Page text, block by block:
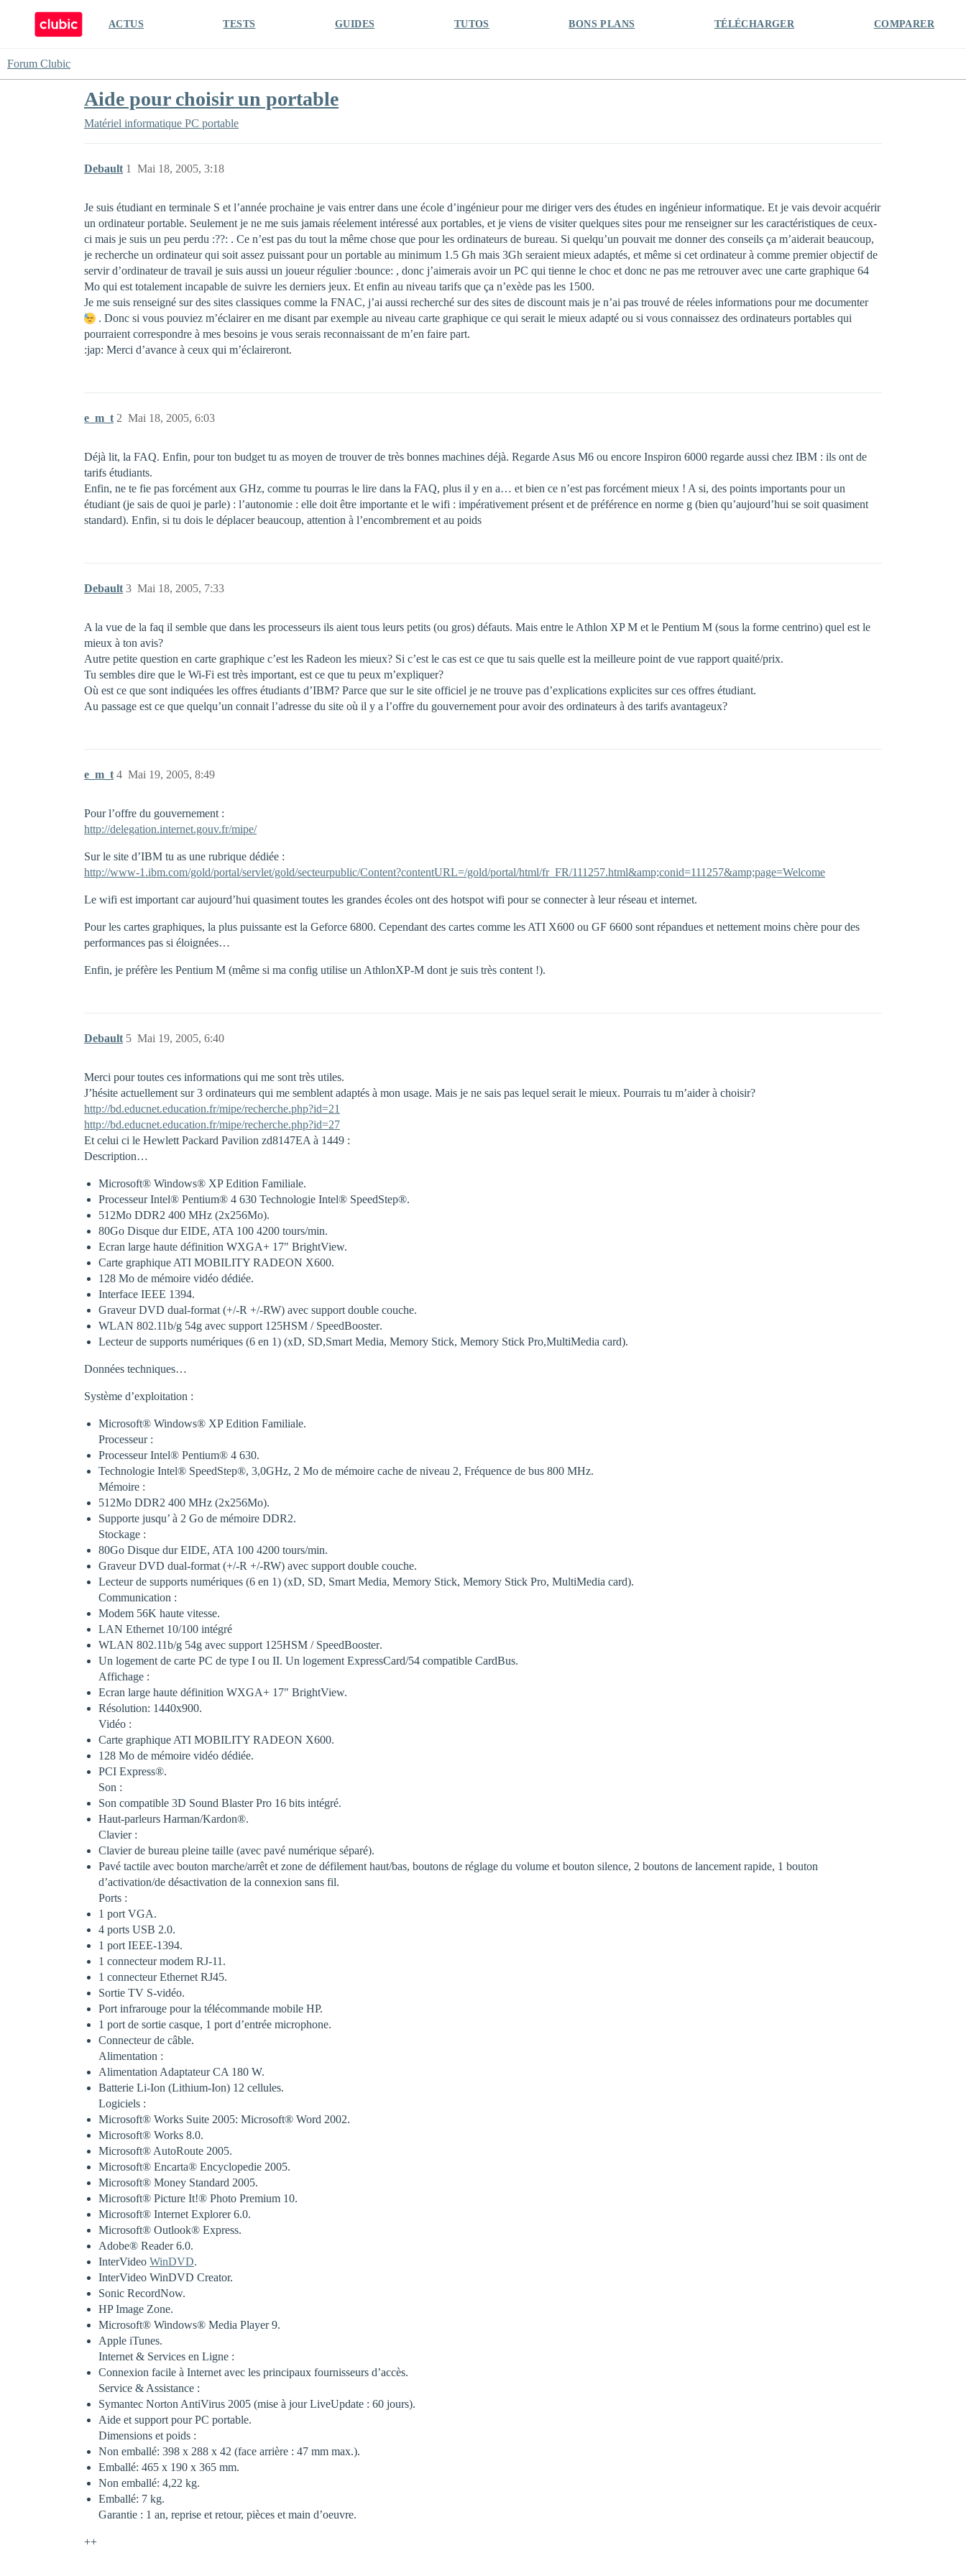
ACTUS TESTS GUIDES TUTOS BONS PLANS TÉLÉCHARGER COMPARER
Forum Clubic
Aide pour choisir un portable
Matériel informatique PC portable
Debault Mai 18, 2005, 3:18
1
Je suis étudiant en terminale S et l’année prochaine je vais entrer dans une école d’ingénieur pour me diriger vers des études en ingénieur informatique. Et je vais devoir acquérir
un ordinateur portable. Seulement je ne me suis jamais réelement intéressé aux portables, et je viens de visiter quelques sites pour me renseigner sur les caractéristiques de ceux-
ci mais je suis un peu perdu :??: . Ce n’est pas du tout la même chose que pour les ordinateurs de bureau. Si quelqu’un pouvait me donner des conseils ça m’aiderait beaucoup,
je recherche un ordinateur qui soit assez puissant pour un portable au minimum 1.5 Gh mais 3Gh seraient mieux adaptés, et même si cet ordinateur à comme premier objectif de
servir d’ordinateur de travail je suis aussi un joueur régulier :bounce: , donc j’aimerais avoir un PC qui tienne le choc et donc ne pas me retrouver avec une carte graphique 64
Mo qui est totalement incapable de suivre les derniers jeux. Et enfin au niveau tarifs que ça n’exède pas les 1500.
Je me suis renseigné sur des sites classiques comme la FNAC, j’ai aussi recherché sur des sites de discount mais je n’ai pas trouvé de réeles informations pour me documenter
. Donc si vous pouviez m’éclairer en me disant par exemple au niveau carte graphique ce qui serait le mieux adapté ou si vous connaissez des ordinateurs portables qui
pourraient correspondre à mes besoins je vous serais reconnaissant de m’en faire part.
:jap: Merci d’avance à ceux qui m’éclaireront.
e_m_t Mai 18, 2005, 6:03
2
Déjà lit, la FAQ. Enfin, pour ton budget tu as moyen de trouver de très bonnes machines déjà. Regarde Asus M6 ou encore Inspiron 6000 regarde aussi chez IBM : ils ont de
tarifs étudiants.
Enfin, ne te fie pas forcément aux GHz, comme tu pourras le lire dans la FAQ, plus il y en a… et bien ce n’est pas forcément mieux ! A si, des points importants pour un
étudiant (je sais de quoi je parle) : l’autonomie : elle doit être importante et le wifi : impérativement présent et de préférence en norme g (bien qu’aujourd’hui se soit quasiment
standard). Enfin, si tu dois le déplacer beaucoup, attention à l’encombrement et au poids
Debault Mai 18, 2005, 7:33
3
A la vue de la faq il semble que dans les processeurs ils aient tous leurs petits (ou gros) défauts. Mais entre le Athlon XP M et le Pentium M (sous la forme centrino) quel est le
mieux à ton avis?
Autre petite question en carte graphique c’est les Radeon les mieux? Si c’est le cas est ce que tu sais quelle est la meilleure point de vue rapport quaité/prix.
Tu sembles dire que le Wi-Fi est très important, est ce que tu peux m’expliquer?
Où est ce que sont indiquées les offres étudiants d’IBM? Parce que sur le site officiel je ne trouve pas d’explications explicites sur ces offres étudiant.
Au passage est ce que quelqu’un connait l’adresse du site où il y a l’offre du gouvernement pour avoir des ordinateurs à des tarifs avantageux?
e_m_t Mai 19, 2005, 8:49
4
Pour l’offre du gouvernement :
http://delegation.internet.gouv.fr/mipe/
Sur le site d’IBM tu as une rubrique dédiée :
http://www-1.ibm.com/gold/portal/servlet/gold/secteurpublic/Content?contentURL=/gold/portal/html/fr_FR/111257.html&amp;conid=111257&amp;page=Welcome
Le wifi est important car aujourd’hui quasiment toutes les grandes écoles ont des hotspot wifi pour se connecter à leur réseau et internet.
Pour les cartes graphiques, la plus puissante est la Geforce 6800. Cependant des cartes comme les ATI X600 ou GF 6600 sont répandues et nettement moins chère pour des
performances pas si éloignées…
Enfin, je préfère les Pentium M (même si ma config utilise un AthlonXP-M dont je suis très content !).
Debault Mai 19, 2005, 6:40
5
Merci pour toutes ces informations qui me sont très utiles.
J’hésite actuellement sur 3 ordinateurs qui me semblent adaptés à mon usage. Mais je ne sais pas lequel serait le mieux. Pourrais tu m’aider à choisir?
http://bd.educnet.education.fr/mipe/recherche.php?id=21
http://bd.educnet.education.fr/mipe/recherche.php?id=27
Et celui ci le Hewlett Packard Pavilion zd8147EA à 1449 :
Description…
Microsoft® Windows® XP Edition Familiale.
Processeur Intel® Pentium® 4 630 Technologie Intel® SpeedStep®.
512Mo DDR2 400 MHz (2x256Mo).
80Go Disque dur EIDE, ATA 100 4200 tours/min.
Ecran large haute définition WXGA+ 17" BrightView.
Carte graphique ATI MOBILITY RADEON X600.
128 Mo de mémoire vidéo dédiée.
Interface IEEE 1394.
Graveur DVD dual-format (+/-R +/-RW) avec support double couche.
WLAN 802.11b/g 54g avec support 125HSM / SpeedBooster.
Lecteur de supports numériques (6 en 1) (xD, SD,Smart Media, Memory Stick, Memory Stick Pro,MultiMedia card).
Données techniques…
Système d’exploitation :
Microsoft® Windows® XP Edition Familiale.
Processeur :
Processeur Intel® Pentium® 4 630.
Technologie Intel® SpeedStep®, 3,0GHz, 2 Mo de mémoire cache de niveau 2, Fréquence de bus 800 MHz.
Mémoire :
512Mo DDR2 400 MHz (2x256Mo).
Supporte jusqu’ à 2 Go de mémoire DDR2.
Stockage :
80Go Disque dur EIDE, ATA 100 4200 tours/min.
Graveur DVD dual-format (+/-R +/-RW) avec support double couche.
Lecteur de supports numériques (6 en 1) (xD, SD, Smart Media, Memory Stick, Memory Stick Pro, MultiMedia card).
Communication :
Modem 56K haute vitesse.
LAN Ethernet 10/100 intégré
WLAN 802.11b/g 54g avec support 125HSM / SpeedBooster.
Un logement de carte PC de type I ou II. Un logement ExpressCard/54 compatible CardBus.
Affichage :
Ecran large haute définition WXGA+ 17" BrightView.
Résolution: 1440x900.
Vidéo :
Carte graphique ATI MOBILITY RADEON X600.
128 Mo de mémoire vidéo dédiée.
PCI Express®.
Son :
Son compatible 3D Sound Blaster Pro 16 bits intégré.
Haut-parleurs Harman/Kardon®.
Clavier :
Clavier de bureau pleine taille (avec pavé numérique séparé).
Pavé tactile avec bouton marche/arrêt et zone de défilement haut/bas, boutons de réglage du volume et bouton silence, 2 boutons de lancement rapide, 1 bouton
d’activation/de désactivation de la connexion sans fil.
Ports :
1 port VGA.
4 ports USB 2.0.
1 port IEEE-1394.
1 connecteur modem RJ-11.
1 connecteur Ethernet RJ45.
Sortie TV S-vidéo.
Port infrarouge pour la télécommande mobile HP.
1 port de sortie casque, 1 port d’entrée microphone.
Connecteur de câble.
Alimentation :
Alimentation Adaptateur CA 180 W.
Batterie Li-Ion (Lithium-Ion) 12 cellules.
Logiciels :
Microsoft® Works Suite 2005: Microsoft® Word 2002.
Microsoft® Works 8.0.
Microsoft® AutoRoute 2005.
Microsoft® Encarta® Encyclopedie 2005.
Microsoft® Money Standard 2005.
Microsoft® Picture It!® Photo Premium 10.
Microsoft® Internet Explorer 6.0.
Microsoft® Outlook® Express.
Adobe® Reader 6.0.
InterVideo WinDVD.
InterVideo WinDVD Creator.
Sonic RecordNow.
HP Image Zone.
Microsoft® Windows® Media Player 9.
Apple iTunes.
Internet & Services en Ligne :
Connexion facile à Internet avec les principaux fournisseurs d’accès.
Service & Assistance :
Symantec Norton AntiVirus 2005 (mise à jour LiveUpdate : 60 jours).
Aide et support pour PC portable.
Dimensions et poids :
Non emballé: 398 x 288 x 42 (face arrière : 47 mm max.).
Emballé: 465 x 190 x 365 mm.
Non emballé: 4,22 kg.
Emballé: 7 kg.
Garantie : 1 an, reprise et retour, pièces et main d’oeuvre.
++